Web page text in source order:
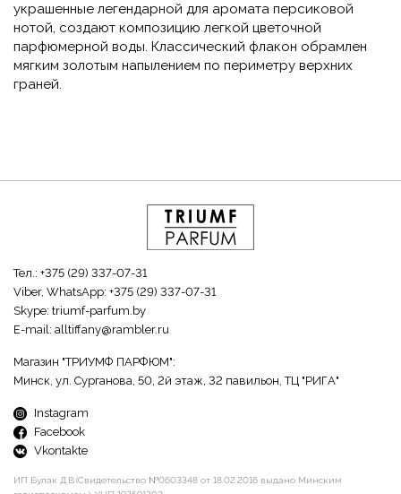
украшенные легендарной для аромата персиковой
нотой, создают композицию легкой цветочной
парфюмерной воды. Классический флакон обрамлен
мягким золотым напылением по периметру верхних
граней.
Тел.: +375 (29) 337-07-31
Viber, WhatsApp: +375 (29) 337-07-31
Skype: triumf-parfum.by
E-mail: alltiffany@rambler.ru
Магазин "ТРИУМФ ПАРФЮМ":
Минск, ул. Сурганова, 50, 2й этаж, 32 павильон, ТЦ "РИГА"
Instagram
Facebook
Vkontakte
ИП Булак Д.В.(Свидетельство №0603348 от 18.02.2016 выдано Минским